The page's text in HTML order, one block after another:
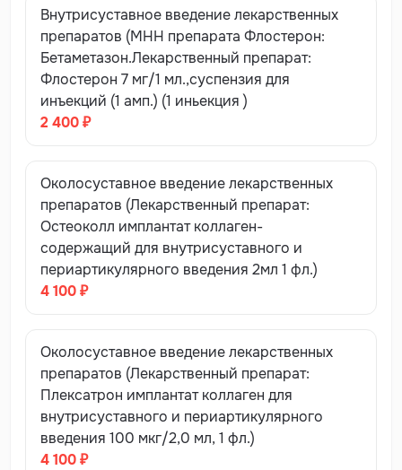
Внутрисуставное введение лекарственных
препаратов (МНН препарата Флостерон:
Бетаметазон.Лекарственный препарат:
Флостерон 7 мг/1 мл.,суспензия для
инъекций (1 амп.) (1 иньекция )
2 400 ₽
Околосуставное введение лекарственных
препаратов (Лекарственный препарат:
Остеоколл имплантат коллаген-
содержащий для внутрисуставного и
периартикулярного введения 2мл 1 фл.)
4 100 ₽
Околосуставное введение лекарственных
препаратов (Лекарственный препарат:
Плексатрон имплантат коллаген для
внутрисуставного и периартикулярного
введения 100 мкг/2,0 мл, 1 фл.)
4 100 ₽